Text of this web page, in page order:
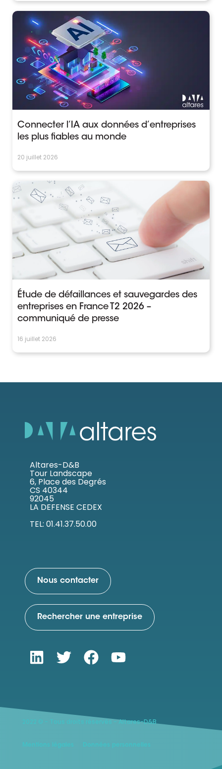
Connecter l’IA aux données d’entreprises
les plus fiables au monde
20 juillet 2026
Étude de défaillances et sauvegardes des
entreprises en France T2 2026 –
communiqué de presse
16 juillet 2026
Altares-D&B
Tour Landscape
6, Place des Degrés
CS 40344
92045
LA DEFENSE CEDEX
TEL: 01.41.37.50.00
Nous contacter
Rechercher une entreprise
2022 © - Tous droits réservés - Altares-D&B
Mentions légales Données personnelles